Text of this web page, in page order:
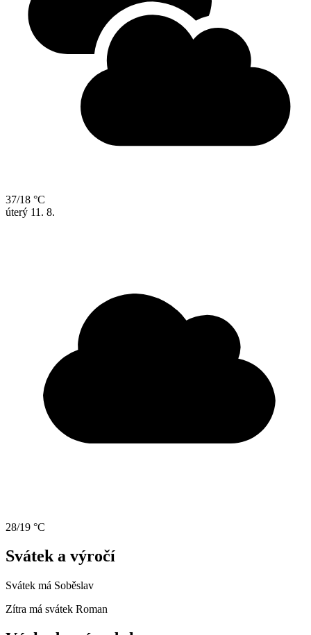
37/18 °C
úterý 11. 8.
28/19 °C
Svátek a výročí
Svátek má Soběslav
Zítra má svátek Roman